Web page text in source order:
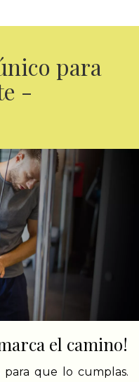
para
-
el camino!
para que lo cumplas.